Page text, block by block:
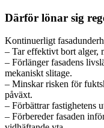
Därför lönar sig
Kontinuerligt
– Tar effektivt bort alger,
– Förlänger fasadens
mekaniskt slitage.
– Minskar risken för
påväxt.
– Förbättrar fastighetens
– Förbereder fasaden